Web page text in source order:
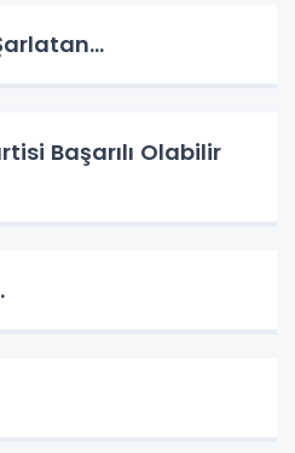
Başarılı Olabilir